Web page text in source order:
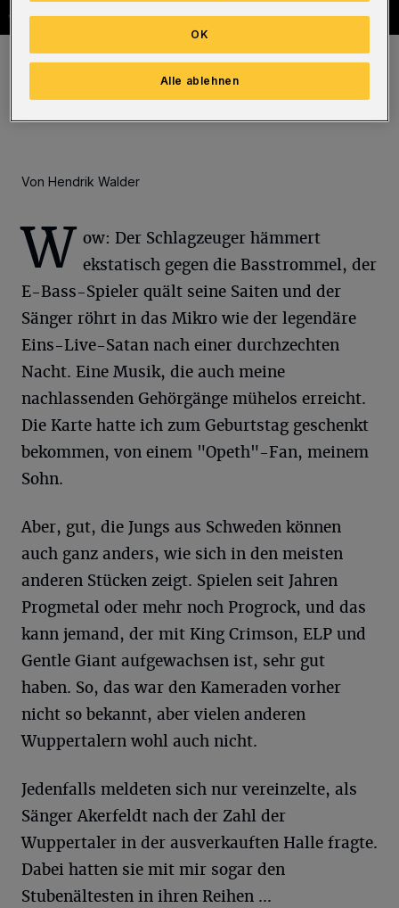
In der Stadthalle ging es diesmal gar nicht klassisch zu.
Von Hendrik Walder
W ow: Der Schlagzeuger hämmert
ekstatisch gegen die Basstrommel, der
E-Bass-Spieler quält seine Saiten und der
Sänger röhrt in das Mikro wie der legendäre
Eins-Live-Satan nach einer durchzechten
Nacht. Eine Musik, die auch meine
nachlassenden Gehörgänge mühelos erreicht.
Die Karte hatte ich zum Geburtstag geschenkt
bekommen, von einem "Opeth"-Fan, meinem
Sohn.
Aber, gut, die Jungs aus Schweden können
auch ganz anders, wie sich in den meisten
anderen Stücken zeigt. Spielen seit Jahren
Progmetal oder mehr noch Progrock, und das
kann jemand, der mit King Crimson, ELP und
Gentle Giant aufgewachsen ist, sehr gut
haben. So, das war den Kameraden vorher
nicht so bekannt, aber vielen anderen
Wuppertalern wohl auch nicht.
Jedenfalls meldeten sich nur vereinzelte, als
Sänger Akerfeldt nach der Zahl der
Wuppertaler in der ausverkauften Halle fragte.
Dabei hatten sie mit mir sogar den
Stubenältesten in ihren Reihen ...
Alle ablehnen
OK